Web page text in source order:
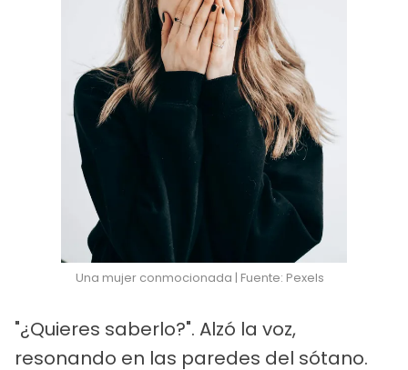
Una mujer conmocionada | Fuente: Pexels
"¿Quieres saberlo?". Alzó la voz,
resonando en las paredes del sótano.